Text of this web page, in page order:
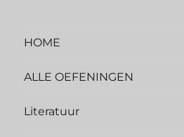
HOME
ALLE OEFENINGEN
Literatuur